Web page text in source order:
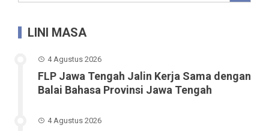
LINI MASA
4 Agustus 2026
FLP Jawa Tengah Jalin Kerja Sama dengan
Balai Bahasa Provinsi Jawa Tengah
4 Agustus 2026